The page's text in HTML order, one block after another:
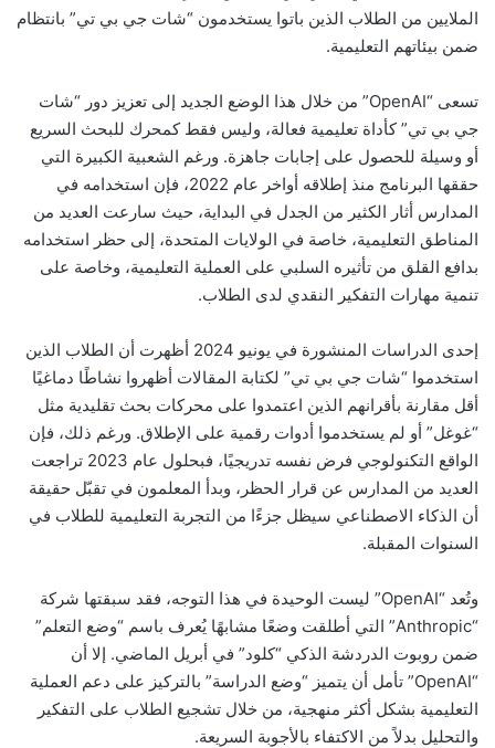
الملايين من الطلاب الذين باتوا يستخدمون “شات جي بي تي” بانتظام
ضمن بيئاتهم التعليمية.
تسعى “OpenAI” من خلال هذا الوضع الجديد إلى تعزيز دور “شات
جي بي تي” كأداة تعليمية فعالة، وليس فقط كمحرك للبحث السريع
أو وسيلة للحصول على إجابات جاهزة. ورغم الشعبية الكبيرة التي
حققها البرنامج منذ إطلاقه أواخر عام 2022، فإن استخدامه في
المدارس أثار الكثير من الجدل في البداية، حيث سارعت العديد من
المناطق التعليمية، خاصة في الولايات المتحدة، إلى حظر استخدامه
بدافع القلق من تأثيره السلبي على العملية التعليمية، وخاصة على
تنمية مهارات التفكير النقدي لدى الطلاب.
إحدى الدراسات المنشورة في يونيو 2024 أظهرت أن الطلاب الذين
استخدموا “شات جي بي تي” لكتابة المقالات أظهروا نشاطًا دماغيًا
أقل مقارنة بأقرانهم الذين اعتمدوا على محركات بحث تقليدية مثل
“غوغل” أو لم يستخدموا أدوات رقمية على الإطلاق. ورغم ذلك، فإن
الواقع التكنولوجي فرض نفسه تدريجيًا، فبحلول عام 2023 تراجعت
العديد من المدارس عن قرار الحظر، وبدأ المعلمون في تقبّل حقيقة
أن الذكاء الاصطناعي سيظل جزءًا من التجربة التعليمية للطلاب في
السنوات المقبلة.
وتُعد “OpenAI” ليست الوحيدة في هذا التوجه، فقد سبقتها شركة
“Anthropic” التي أطلقت وضعًا مشابهًا يُعرف باسم “وضع التعلم”
ضمن روبوت الدردشة الذكي “كلود” في أبريل الماضي. إلا أن
“OpenAI” تأمل أن يتميز “وضع الدراسة” بالتركيز على دعم العملية
التعليمية بشكل أكثر منهجية، من خلال تشجيع الطلاب على التفكير
والتحليل بدلاً من الاكتفاء بالأجوبة السريعة.